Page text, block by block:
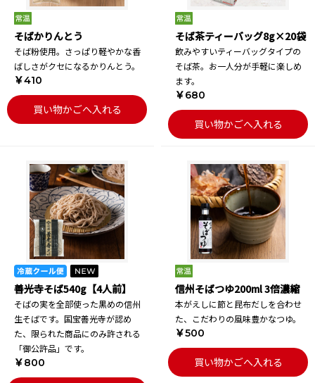
そばかりんとう
そば粉使用。さっぱり軽やかな香
ばしさがクセになるかりんとう。
￥410
買い物かごへ入れる
そば茶ティーバッグ8g×20袋
飲みやすいティーバッグタイプの
そば茶。お一人分が手軽に楽しめ
ます。
￥680
買い物かごへ入れる
善光寺そば540g【4人前】
そばの実を全部使った黒めの信州
生そばです。国宝善光寺が認め
た、限られた商品にのみ許される
「御公許品」です。
￥800
信州そばつゆ200ml 3倍濃縮
本がえしに節と昆布だしを合わせ
た、こだわりの風味豊かなつゆ。
￥500
買い物かごへ入れる